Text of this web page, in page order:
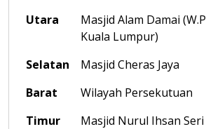
Utara
Masjid Alam Damai (W.P
Kuala Lumpur)
Selatan
Masjid Cheras Jaya
Barat
Wilayah Persekutuan
Timur
Masjid Nurul Ihsan Seri